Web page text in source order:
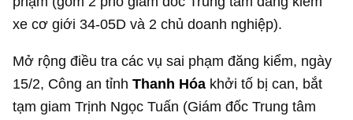
xe cơ giới 34-05D và 2 chủ doanh nghiệp).
Mở rộng điều tra các vụ sai phạm đăng kiểm, ngày
15/2, Công an tỉnhThanh Hóa khởi tố bị can, bắt
tạm giam Trịnh Ngọc Tuấn (Giám đốc Trung tâm